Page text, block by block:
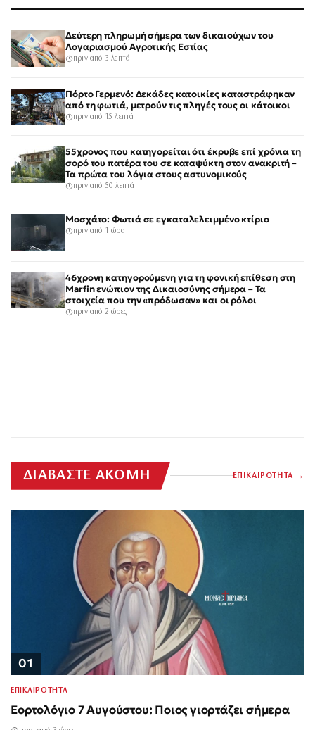
Δεύτερη πληρωμή σήμερα των δικαιούχων του
Λογαριασμού Αγροτικής Εστίας
πριν από 3 λεπτά
Πόρτο Γερμενό: Δεκάδες κατοικίες καταστράφηκαν
από τη φωτιά, μετρούν τις πληγές τους οι κάτοικοι
πριν από 15 λεπτά
55χρονος που κατηγορείται ότι έκρυβε επί χρόνια τη
σορό του πατέρα του σε καταψύκτη στον ανακριτή –
Τα πρώτα του λόγια στους αστυνομικούς
πριν από 50 λεπτά
Μοσχάτο: Φωτιά σε εγκαταλελειμμένο κτίριο
πριν από 1 ώρα
46χρονη κατηγορούμενη για τη φονική επίθεση στη
Marfin ενώπιον της Δικαιοσύνης σήμερα – Τα
στοιχεία που την «πρόδωσαν» και οι ρόλοι
πριν από 2 ώρες
ΔΙΑΒΑΣΤΕ ΑΚΟΜΗ ΕΠΙΚΑΙΡΟΤΗΤΑ
01
ΕΠΙΚΑΙΡΟΤΗΤΑ
Εορτολόγιο 7 Αυγούστου: Ποιος γιορτάζει σήμερα